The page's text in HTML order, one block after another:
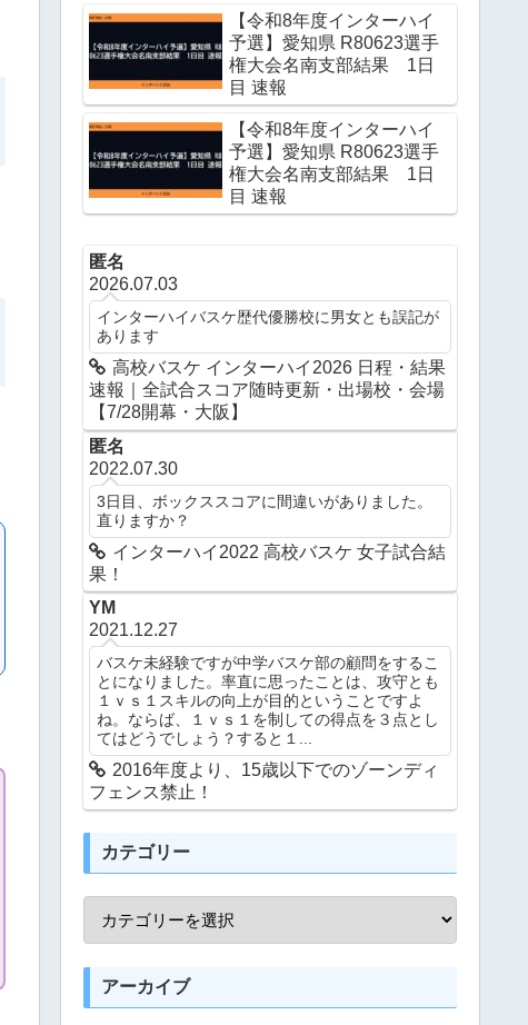
【令和8年度インターハイ
予選】愛知県 R80623選手
権大会名南支部結果 1日
目 速報
【令和8年度インターハイ
予選】愛知県 R80623選手
権大会名南支部結果 1日
目 速報
匿名
2026.07.03
インターハイバスケ歴代優勝校に男女とも誤記が
あります
高校バスケ インターハイ2026 日程・結果
速報｜全試合スコア随時更新・出場校・会場
【7/28開幕・大阪】
匿名
2022.07.30
3日目、ボックススコアに間違いがありました。
直りますか？
インターハイ2022 高校バスケ 女子試合結
果！
YM
2021.12.27
バスケ未経験ですが中学バスケ部の顧問をするこ
とになりました。率直に思ったことは、攻守とも
１ｖｓ１スキルの向上が目的ということですよ
ね。ならば、１ｖｓ１を制しての得点を３点とし
てはどうでしょう？すると１...
2016年度より、15歳以下でのゾーンディ
フェンス禁止！
カテゴリー
アーカイブ